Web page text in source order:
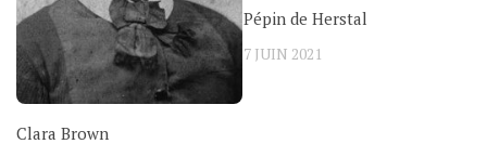
Clara Brown
Pépin de Herstal
7 JUIN 2021